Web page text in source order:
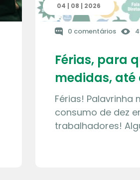
04 | 08 | 2026
0 comentários
Férias, para
medidas, até
Férias!
consumo de dez
trabalhadores!